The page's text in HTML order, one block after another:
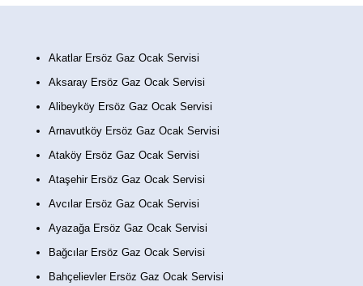
Akatlar Ersöz Gaz Ocak Servisi
Aksaray Ersöz Gaz Ocak Servisi
Alibeyköy Ersöz Gaz Ocak Servisi
Arnavutköy Ersöz Gaz Ocak Servisi
Ataköy Ersöz Gaz Ocak Servisi
Ataşehir Ersöz Gaz Ocak Servisi
Avcılar Ersöz Gaz Ocak Servisi
Ayazağa Ersöz Gaz Ocak Servisi
Bağcılar Ersöz Gaz Ocak Servisi
Bahçelievler Ersöz Gaz Ocak Servisi